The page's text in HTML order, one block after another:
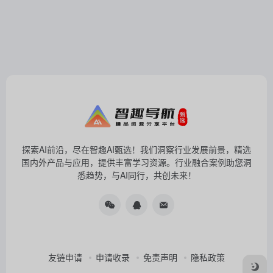
探索AI前沿，尽在智趣AI甄选！我们洞察行业发展前景，精选
国内外产品与应用，提供丰富学习资源。行业融合案例助您洞
悉趋势，与AI同行，共创未来！
友链申请 申请收录 免责声明 隐私政策